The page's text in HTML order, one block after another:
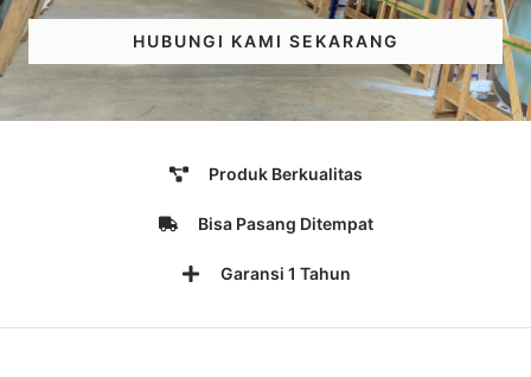
HUBUNGI KAMI SEKARANG
Produk Berkualitas
Bisa Pasang Ditempat
Garansi 1 Tahun